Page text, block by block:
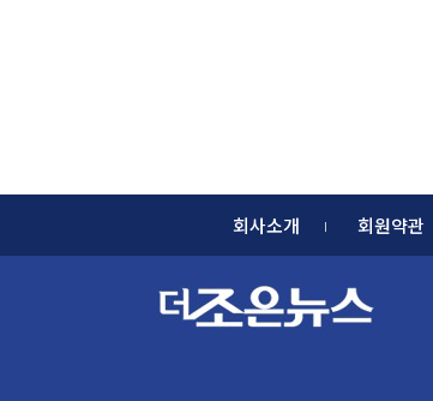
회사소개 회원약관